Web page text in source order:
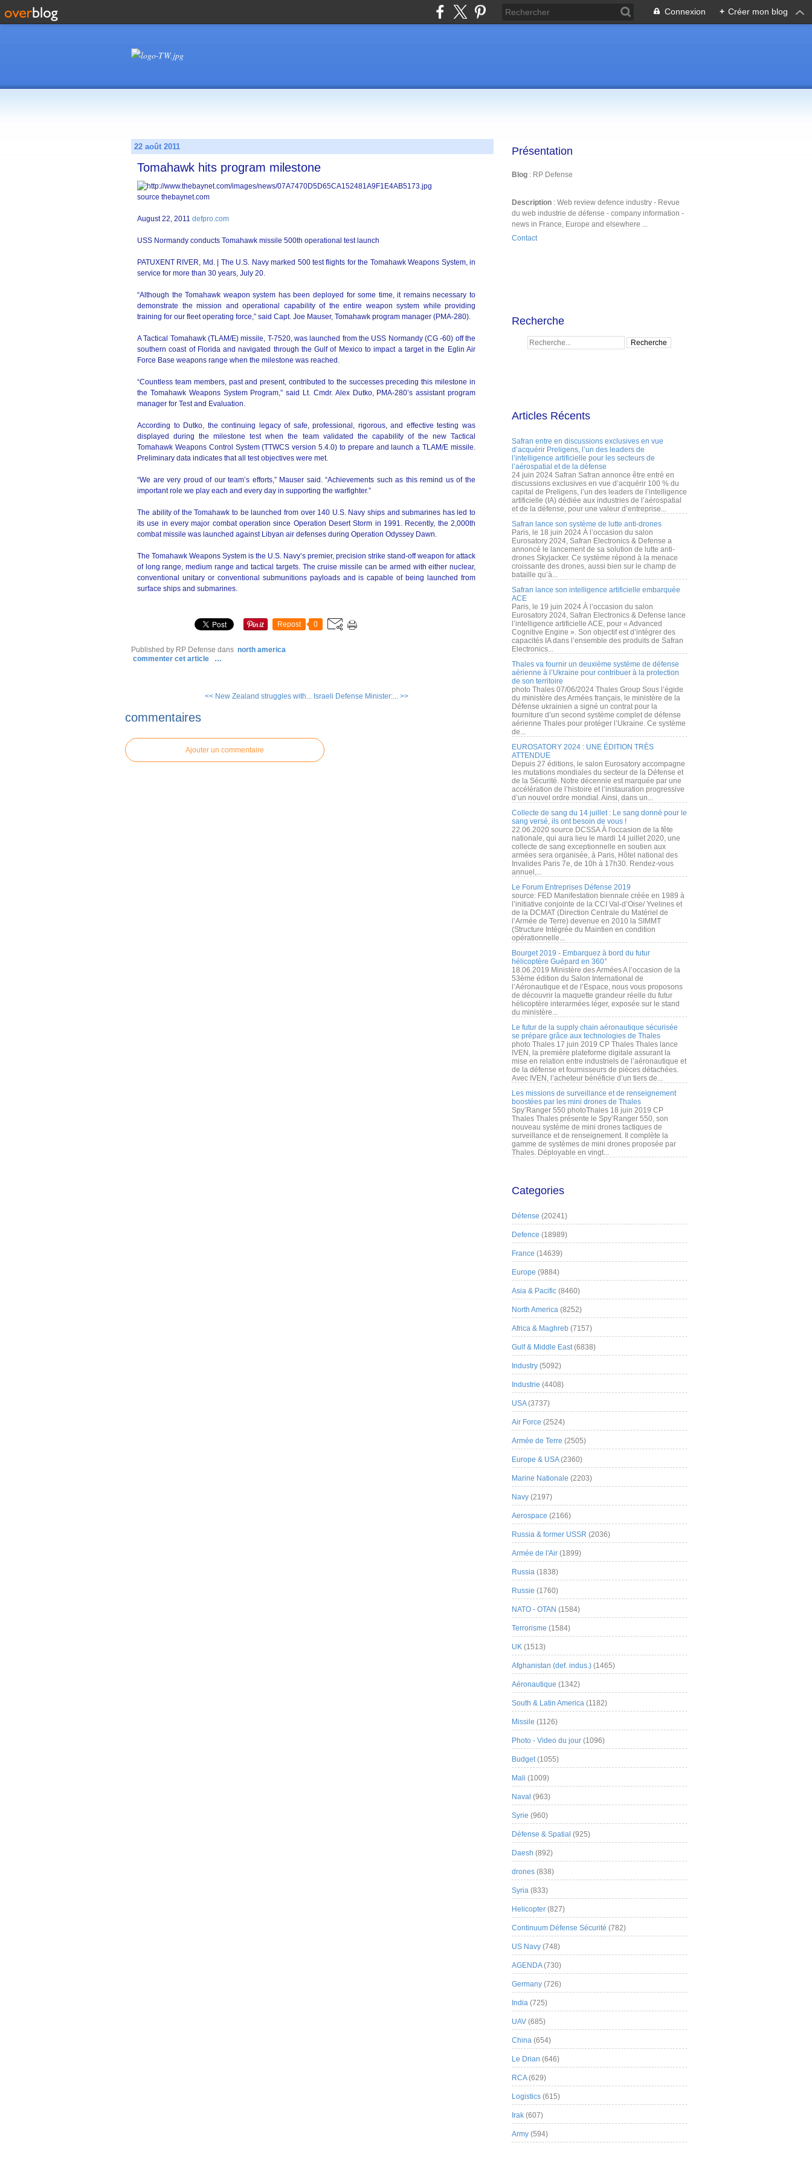
Connexion + Créer mon blog
22 août 2011
Tomahawk hits program milestone
source thebaynet.com
August 22, 2011 defpro.com
USS Normandy conducts Tomahawk missile 500th operational test launch
PATUXENT RIVER, Md. | The U.S. Navy marked 500 test flights for the Tomahawk Weapons System, in
service for more than 30 years, July 20.
“Although the Tomahawk weapon system has been deployed for some time, it remains necessary to
demonstrate the mission and operational capability of the entire weapon system while providing
training for our fleet operating force,” said Capt. Joe Mauser, Tomahawk program manager (PMA-280).
A Tactical Tomahawk (TLAM/E) missile, T-7520, was launched from the USS Normandy (CG -60) off the
southern coast of Florida and navigated through the Gulf of Mexico to impact a target in the Eglin Air
Force Base weapons range when the milestone was reached.
“Countless team members, past and present, contributed to the successes preceding this milestone in
the Tomahawk Weapons System Program,” said Lt. Cmdr. Alex Dutko, PMA-280’s assistant program
manager for Test and Evaluation.
According to Dutko, the continuing legacy of safe, professional, rigorous, and effective testing was
displayed during the milestone test when the team validated the capability of the new Tactical
Tomahawk Weapons Control System (TTWCS version 5.4.0) to prepare and launch a TLAM/E missile.
Preliminary data indicates that all test objectives were met.
“We are very proud of our team’s efforts,” Mauser said. “Achievements such as this remind us of the
important role we play each and every day in supporting the warfighter.”
The ability of the Tomahawk to be launched from over 140 U.S. Navy ships and submarines has led to
its use in every major combat operation since Operation Desert Storm in 1991. Recently, the 2,000th
combat missile was launched against Libyan air defenses during Operation Odyssey Dawn.
The Tomahawk Weapons System is the U.S. Navy’s premier, precision strike stand-off weapon for attack
of long range, medium range and tactical targets. The cruise missile can be armed with either nuclear,
conventional unitary or conventional submunitions payloads and is capable of being launched from
surface ships and submarines.
Repost 0
Published by RP Defense dans north america
commenter cet article
…
<< New Zealand struggles with... Israeli Defense Minister:... >>
commentaires
Ajouter un commentaire
Présentation
Blog : RP Defense
Description : Web review defence industry - Revue
du web industrie de défense - company information -
news in France, Europe and elsewhere ...
Contact
Recherche
Articles Récents
Safran entre en discussions exclusives en vue
d’acquérir Preligens, l’un des leaders de
l’intelligence artificielle pour les secteurs de
l’aérospatial et de la défense
24 juin 2024 Safran Safran annonce être entré en
discussions exclusives en vue d’acquérir 100 % du
capital de Preligens, l’un des leaders de l’intelligence
artificielle (IA) dédiée aux industries de l’aérospatial
et de la défense, pour une valeur d’entreprise...
Safran lance son système de lutte anti-drones
Paris, le 18 juin 2024 À l’occasion du salon
Eurosatory 2024, Safran Electronics & Defense a
annoncé le lancement de sa solution de lutte anti-
drones Skyjacker. Ce système répond à la menace
croissante des drones, aussi bien sur le champ de
bataille qu’à...
Safran lance son intelligence artificielle embarquée
ACE
Paris, le 19 juin 2024 À l’occasion du salon
Eurosatory 2024, Safran Electronics & Defense lance
l’intelligence artificielle ACE, pour « Advanced
Cognitive Engine ». Son objectif est d’intégrer des
capacités IA dans l’ensemble des produits de Safran
Electronics...
Thales va fournir un deuxième système de défense
aérienne à l’Ukraine pour contribuer à la protection
de son territoire
photo Thales 07/06/2024 Thales Group Sous l’égide
du ministère des Armées français, le ministère de la
Défense ukrainien a signé un contrat pour la
fourniture d’un second système complet de défense
aérienne Thales pour protéger l’Ukraine. Ce système
de...
EUROSATORY 2024 : UNE ÉDITION TRÈS
ATTENDUE
Depuis 27 éditions, le salon Eurosatory accompagne
les mutations mondiales du secteur de la Défense et
de la Sécurité. Notre décennie est marquée par une
accélération de l’histoire et l’instauration progressive
d’un nouvel ordre mondial. Ainsi, dans un...
Collecte de sang du 14 juillet : Le sang donné pour le
sang versé, ils ont besoin de vous !
22.06.2020 source DCSSA À l'occasion de la fête
nationale, qui aura lieu le mardi 14 juillet 2020, une
collecte de sang exceptionnelle en soutien aux
armées sera organisée, à Paris, Hôtel national des
Invalides Paris 7e, de 10h à 17h30. Rendez-vous
annuel,...
Le Forum Entreprises Défense 2019
source: FED Manifestation biennale créée en 1989 à
l’initiative conjointe de la CCI Val-d’Oise/ Yvelines et
de la DCMAT (Direction Centrale du Matériel de
l’Armée de Terre) devenue en 2010 la SIMMT
(Structure Intégrée du Maintien en condition
opérationnelle...
Bourget 2019 - Embarquez à bord du futur
hélicoptère Guépard en 360°
18.06.2019 Ministère des Armées A l’occasion de la
53ème édition du Salon International de
l’Aéronautique et de l’Espace, nous vous proposons
de découvrir la maquette grandeur réelle du futur
hélicoptère interarmées léger, exposée sur le stand
du ministère...
Le futur de la supply chain aéronautique sécurisée
se prépare grâce aux technologies de Thales
photo Thales 17 juin 2019 CP Thales Thales lance
IVEN, la première plateforme digitale assurant la
mise en relation entre industriels de l’aéronautique et
de la défense et fournisseurs de pièces détachées.
Avec IVEN, l’acheteur bénéficie d’un tiers de...
Les missions de surveillance et de renseignement
boostées par les mini drones de Thales
Spy’Ranger 550 photoThales 18 juin 2019 CP
Thales Thales présente le Spy’Ranger 550, son
nouveau système de mini drones tactiques de
surveillance et de renseignement. Il complète la
gamme de systèmes de mini drones proposée par
Thales. Déployable en vingt...
Categories
Défense (20241)
Defence (18989)
France (14639)
Europe (9884)
Asia & Pacific (8460)
North America (8252)
Africa & Maghreb (7157)
Gulf & Middle East(6838)
Industry (5092)
Industrie (4408)
USA(3737)
Air Force (2524)
Armée de Terre (2505)
Europe & USA(2360)
Marine Nationale (2203)
Navy (2197)
Aerospace (2166)
Russia & former USSR (2036)
Armée de l'Air (1899)
Russia (1838)
Russie (1760)
NATO - OTAN (1584)
Terrorisme (1584)
UK (1513)
Afghanistan (def. indus.) (1465)
Aéronautique (1342)
South & Latin America (1182)
Missile (1126)
Photo - Video du jour (1096)
Budget(1055)
Mali (1009)
Naval (963)
Syrie (960)
Défense & Spatial (925)
Daesh (892)
drones (838)
Syria (833)
Helicopter (827)
Continuum Défense Sécurité (782)
US Navy (748)
AGENDA(730)
Germany (726)
India (725)
UAV (685)
China (654)
Le Drian (646)
RCA(629)
Logistics (615)
Irak (607)
Army (594)